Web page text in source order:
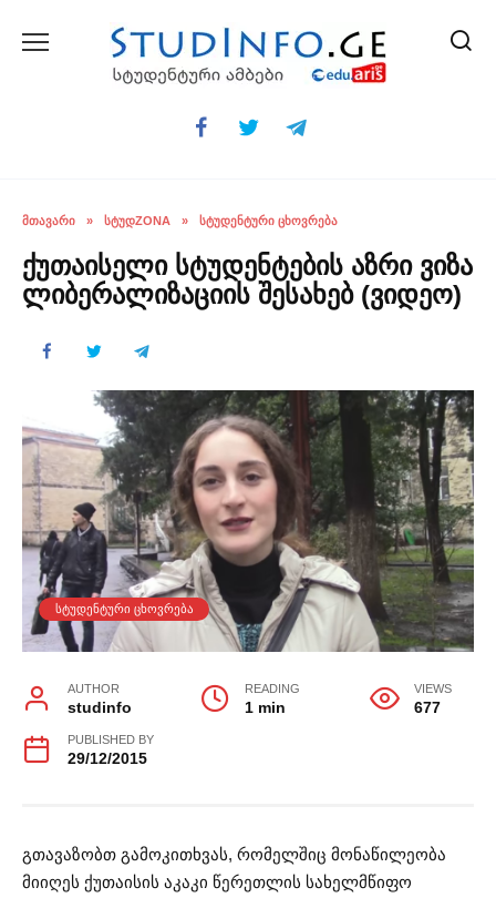
ᲛᲗᲐᲕᲐᲠᲘ » ᲡᲢᲣᲓZONA » ᲡᲢᲣᲓᲔᲜᲢᲣᲠᲘ ᲪᲮᲝᲕᲠᲔᲑᲐ
ქუთაისელი სტუდენტების აზრი ვიზა
ლიბერალიზაციის შესახებ (ვიდეო)
ᲡᲢᲣᲓᲔᲜᲢᲣᲠᲘ ᲪᲮᲝᲕᲠᲔᲑᲐ
AUTHOR
studinfo
READING
1 min
VIEWS
677
PUBLISHED BY
29/12/2015
გთავაზობთ გამოკითხვას, რომელშიც მონაწილეობა
მიიღეს ქუთაისის აკაკი წერეთლის სახელმწიფო